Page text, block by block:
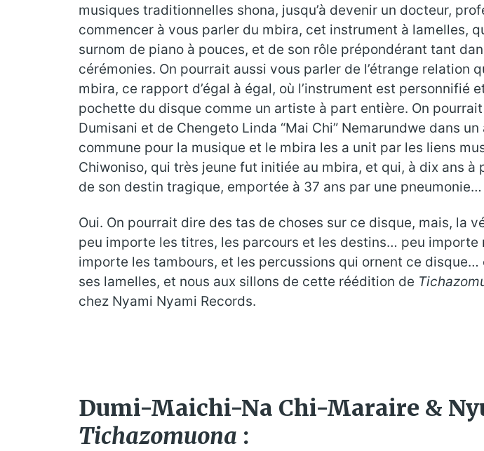
musiques traditionnelles shona, jusqu’à devenir un docteur,
commencer à vous parler du mbira, cet instrument à lamelles,
surnom de piano à pouces, et de son rôle prépondérant tant
cérémonies. On pourrait aussi vous parler de l’étrange relation
mbira, ce rapport d’égal à égal, où l’instrument est personnifié
pochette du disque comme un artiste à part entière. On
Dumisani et de Chengeto Linda “Mai Chi” Nemarundwe dans
commune pour la musique et le mbira les a unit par les liens
Chiwoniso, qui très jeune fut initiée au mbira, et qui, à dix ans
de son destin tragique, emportée à 37 ans par une pneumonie…
Oui. On pourrait dire des tas de choses sur ce disque, mais, la
peu importe les titres, les parcours et les destins… peu
importe les tambours, et les percussions qui ornent ce
ses lamelles, et nous aux sillons de cette réédition de
chez Nyami Nyami Records.
Dumi​-​Maichi​-​Na Chi​-​Maraire &
Tichazomuona :